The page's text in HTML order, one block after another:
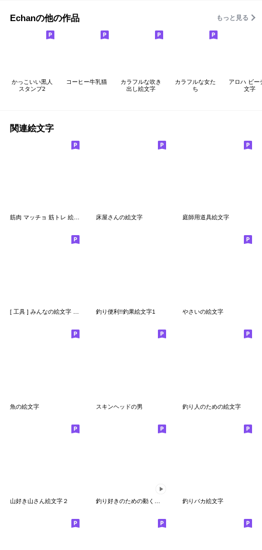
Echanの他の作品 もっと見る
かっこいい黒人
スタンプ2
コーヒー牛乳猫
カラフルな吹き
出し絵文字
カラフルな女た
ち
アロハ ビー
文字
関連絵文字
床屋さんの絵文字 庭師用道具絵文字
[ 工具 ] みんなの絵文字 基本セット 釣り便利!!釣果絵文字1 やさいの絵文字
魚の絵文字 スキンヘッドの男 釣り人のための絵文字
山好き山さん絵文字２ 釣りバカ絵文字